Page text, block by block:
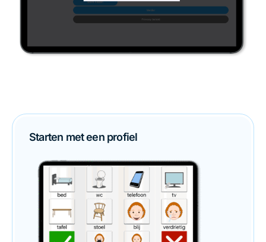
Starten met een profiel